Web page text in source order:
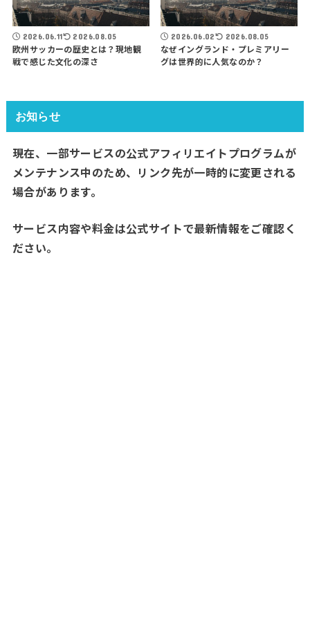
2026.06.11 2026.08.05
欧州サッカーの歴史とは？現地観
戦で感じた文化の深さ
2026.06.02 2026.08.05
なぜイングランド・プレミアリー
グは世界的に人気なのか？
お知らせ
現在、一部サービスの公式アフィリエイトプログラムが
メンテナンス中のため、リンク先が一時的に変更される
場合があります。
サービス内容や料金は公式サイトで最新情報をご確認く
ださい。